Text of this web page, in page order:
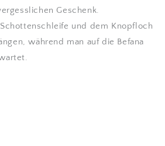
Geschenk.
und dem Knopfloch
während man auf die Befana